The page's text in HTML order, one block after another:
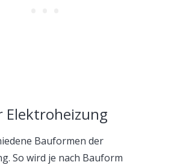
Elektroheizung
Bauformen der
So wird je nach Bauform